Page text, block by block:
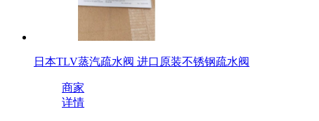
日本TLV蒸汽疏水阀 进口原装不锈钢疏水阀
商家
详情